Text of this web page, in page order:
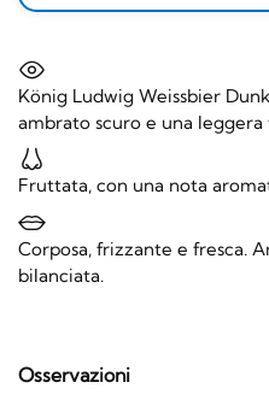
König Ludwig Weissbier
ambrato scuro e una
Fruttata, con una nota
Corposa, frizzante e fresca.
bilanciata.
Osservazioni